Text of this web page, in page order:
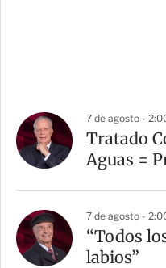
7 de agosto -
Tratado
Aguas =
7 de agosto -
“Todos
labios”